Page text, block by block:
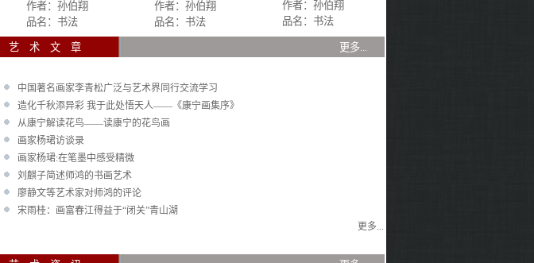
作者： 孙伯翔
品名：书法
作者： 孙伯翔
品名：书法
作者： 孙伯翔
品名：书法
艺 术 文 章 更多...
中国著名画家李青松广泛与艺术界同行交流学习
造化千秋添异彩 我于此处悟天人——《康宁画集序》
从康宁解读花鸟——读康宁的花鸟画
画家杨珺访谈录
画家杨珺:在笔墨中感受精微
刘麒子简述师鸿的书画艺术
廖静文等艺术家对师鸿的评论
宋雨桂：画富春江得益于“闭关”青山湖
更多...